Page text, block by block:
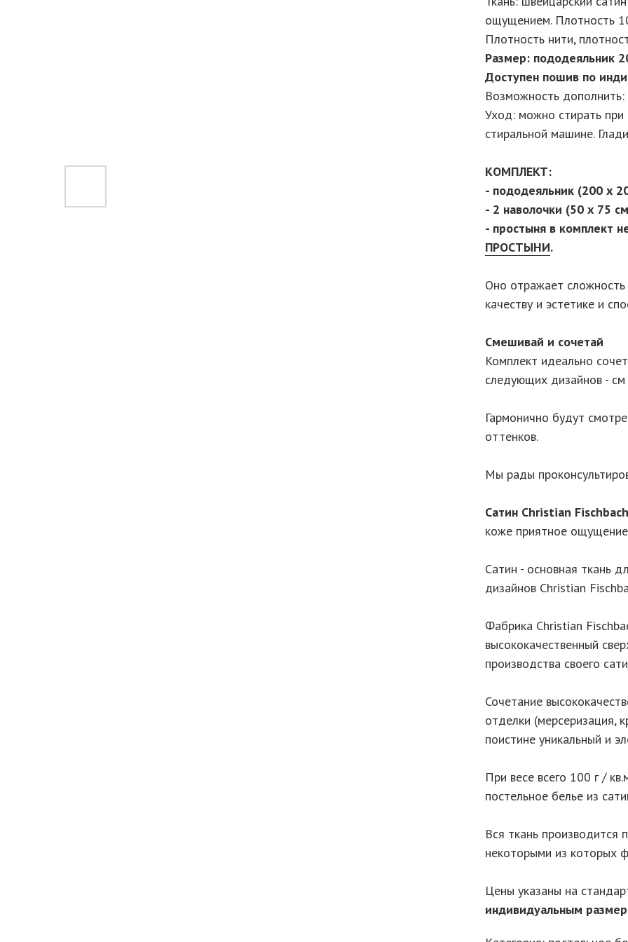
ощущением. Плотность
Плотность нити,
Размер: пододеяльник
Доступен пошив по
Возможность дополнить:
Уход: можно стирать при
стиральной машине.
КОМПЛЕКТ:
- пододеяльник (200 х
- 2 наволочки (50 х 75
- простыня в комплект
ПРОСТЫНИ.
Оно отражает сложность
качеству и эстетике и
Смешивай и сочетай
Комплект идеально
следующих дизайнов -
Гармонично будут
оттенков.
Мы рады
Сатин Christian
коже приятное ощущение
Сатин - основная ткань
дизайнов Christian
Фабрика Christian
высококачественный
производства своего
Сочетание
отделки (мерсеризация,
поистине уникальный и
При весе всего 100 г /
постельное белье из
Вся ткань производится
некоторыми из которых
Цены указаны на
индивидуальным